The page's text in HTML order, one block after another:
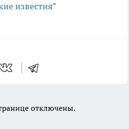
известия"
отключены.